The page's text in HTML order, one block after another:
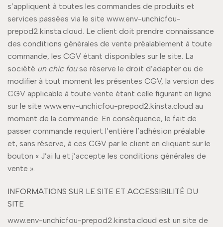
s’appliquent à toutes les commandes de produits et
services passées via le site www.env-unchicfou-
prepod2.kinsta.cloud. Le client doit prendre connaissance
des conditions générales de vente préalablement à toute
commande, les CGV étant disponibles sur le site. La
société un chic fouse réserve le droit d’adapter ou de
modifier à tout moment les présentes CGV, la version des
CGV applicable à toute vente étant celle figurant en ligne
sur le site www.env-unchicfou-prepod2.kinsta.cloud au
moment de la commande. En conséquence, le fait de
passer commande requiert l’entière l’adhésion préalable
et, sans réserve, à ces CGV par le client en cliquant sur le
bouton « J’ai lu et j’accepte les conditions générales de
vente ».
INFORMATIONS SUR LE SITE ET ACCESSIBILITÉ DU
SITE
www.env-unchicfou-prepod2.kinsta.cloud est un site de